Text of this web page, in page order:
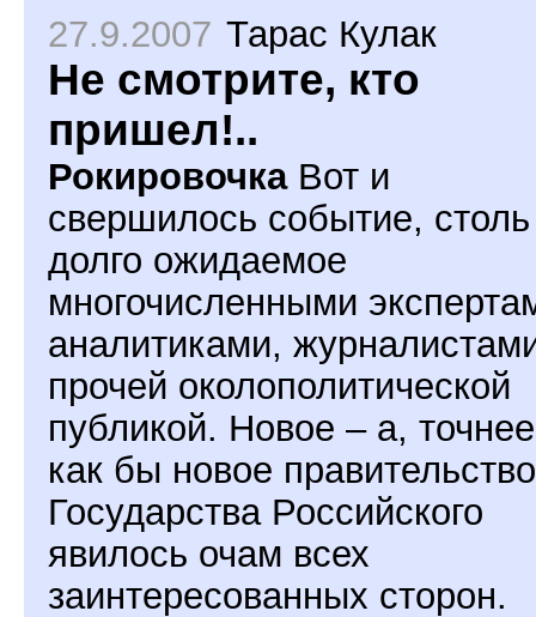
27.9.2007 Тарас Кулак
Не смотрите, кто
пришел!..
Рокировочка Вот и
свершилось событие, столь
долго ожидаемое
многочисленными
аналитиками,
прочей околополитической
публикой. Новое – а,
как бы новое правительство
Государства Российского
явилось очам всех
заинтересованных сторон.